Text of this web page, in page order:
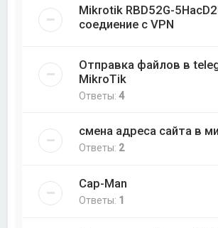
Mikrotik RBD52G-
соедиение с VPN
Отправка файлов в
MikroTik
Ответы:4
смена адреса сайта в
Ответы: 2
Cap-Man
Ответы: 1